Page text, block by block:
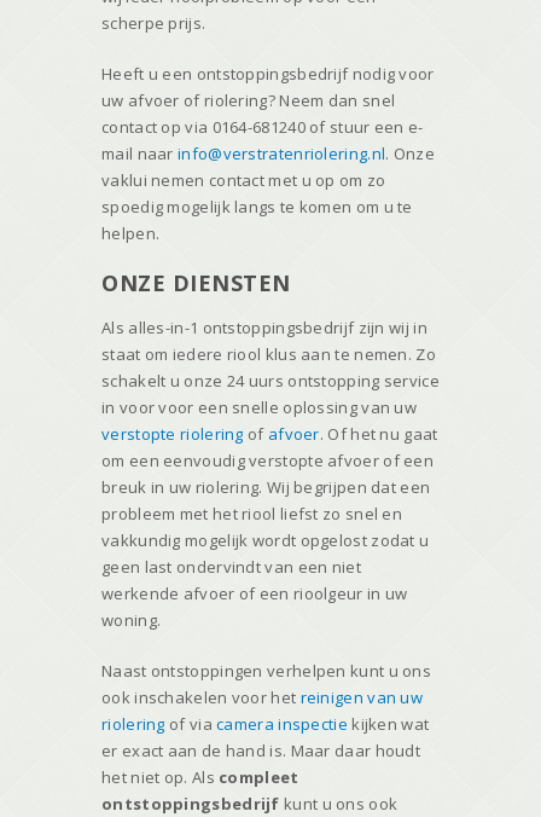
scherpe prijs.
Heeft u een ontstoppingsbedrijf nodig voor
uw afvoer of riolering? Neem dan snel
contact op via 0164-681240 of stuur een e-
mail naar info@verstratenriolering.nl. Onze
vaklui nemen contact met u op om zo
spoedig mogelijk langs te komen om u te
helpen.
ONZE DIENSTEN
Als alles-in-1 ontstoppingsbedrijf zijn wij in
staat om iedere riool klus aan te nemen. Zo
schakelt u onze 24 uurs ontstopping service
in voor voor een snelle oplossing van uw
verstopte riolering of afvoer. Of het nu gaat
om een eenvoudig verstopte afvoer of een
breuk in uw riolering. Wij begrijpen dat een
probleem met het riool liefst zo snel en
vakkundig mogelijk wordt opgelost zodat u
geen last ondervindt van een niet
werkende afvoer of een rioolgeur in uw
woning.
Naast ontstoppingen verhelpen kunt u ons
ook inschakelen voor het reinigen van uw
riolering of viacamera inspectie kijken wat
er exact aan de hand is. Maar daar houdt
het niet op. Als compleet
ontstoppingsbedrijf kunt u ons ook